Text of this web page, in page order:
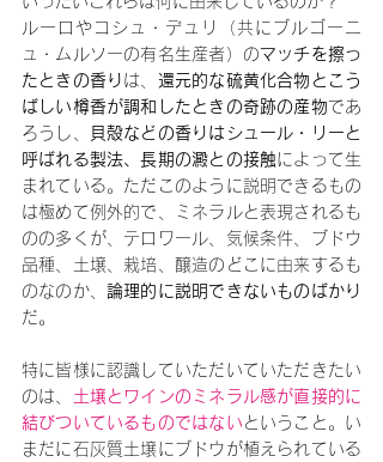
ルーロやコシュ・デュリ（共にブルゴーニ
ュ・ムルソーの有名生産者）のマッチを擦っ
たときの香り は、 還元的な硫黄化合物とこう
ばしい樽香が調和したときの奇跡の産物であ
ろうし、
貝殻などの香りはシュール・リーと
呼ばれる製法、長期の澱との接触によって生
まれている。ただこのように説明できるもの
は極めて例外的で、ミネラルと表現されるも
のの多くが、テロワール、気候条件、ブドウ
品種、土壌、栽培、醸造のどこに由来するも
のなのか、論理的に説明できないものばかり
だ。
特に皆様に認識していただいていただきたい
のは、 土壌とワインのミネラル感が直接的に
結びついているものではない ということ。い
まだに石灰質土壌にブドウが植えられている